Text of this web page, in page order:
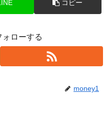
コピー
ォローする
money1